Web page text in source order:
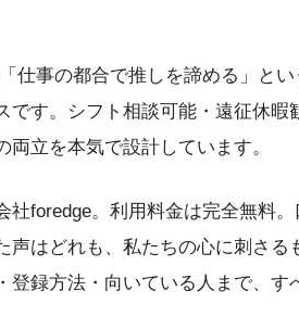
仕事の都合で推しを諦める」と
です。シフト相談可能・遠征休暇
立を本気で設計しています。
社foredge。利用料金は完全無料
声はどれも、私たちの心に刺さる
録方法・向いている人まで、す